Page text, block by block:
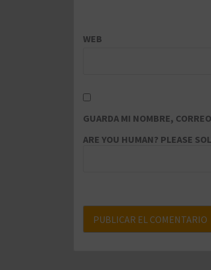
WEB
GUARDA MI NOMBRE,
ARE YOU HUMAN? PLEASE